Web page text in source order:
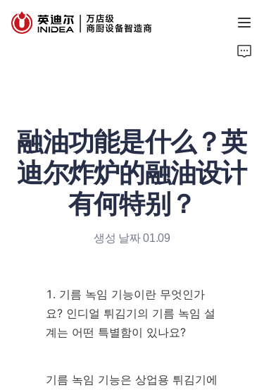
融油功能是什么？英
迪尔炸炉的融油设计
有何特别？
생성 날짜 01.09
1. 기름 녹임 기능이란 무엇인가
요? 인디얼 튀김기의 기름 녹임 설
계는 어떤 특별함이 있나요?
기름 녹임 기능은 상업용 튀김기에
서비스
사례